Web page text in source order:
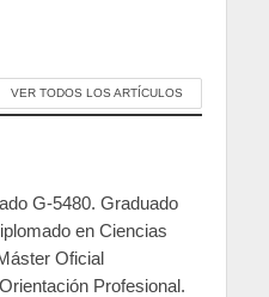
VER TODOS LOS ARTÍCULOS
G-5480. Graduado
en Ciencias
Oficial
Profesional.